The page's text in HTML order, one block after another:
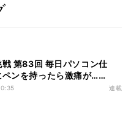
戦 第83回 毎日パソコン仕
ペンを持ったら激痛が……
連載